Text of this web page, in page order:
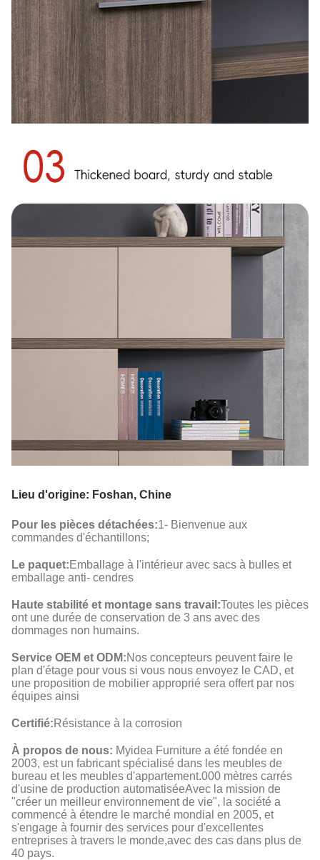
Lieu d'origine: Foshan, Chine
Pour les pièces détachées:1- Bienvenue aux
commandes d'échantillons;
Le paquet:Emballage à l'intérieur avec sacs à bulles et
emballage anti- cendres
Haute stabilité et montage sans travail:Toutes les pièces
ont une durée de conservation de 3 ans avec des
dommages non humains.
Service OEM et ODM:Nos concepteurs peuvent faire le
plan d'étage pour vous si vous nous envoyez le CAD, et
une proposition de mobilier approprié sera offert par nos
équipes ainsi
Certifié:Résistance à la corrosion
À propos de nous: Myidea Furniture a été fondée en
2003, est un fabricant spécialisé dans les meubles de
bureau et les meubles d'appartement.000 mètres carrés
d'usine de production automatiséeAvec la mission de
"créer un meilleur environnement de vie", la société a
commencé à étendre le marché mondial en 2005, et
s'engage à fournir des services pour d'excellentes
entreprises à travers le monde,avec des cas dans plus de
40 pays.